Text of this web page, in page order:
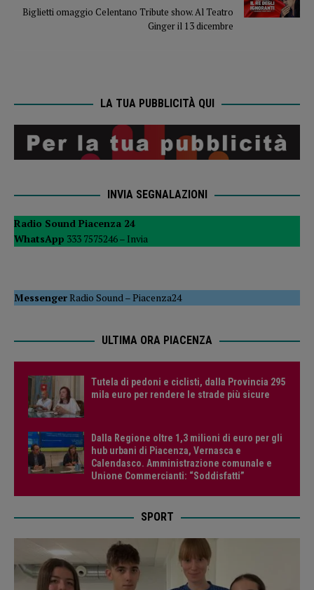
Biglietti omaggio Celentano Tribute show. Al Teatro
Ginger il 13 dicembre
LA TUA PUBBLICITÀ QUI
INVIA SEGNALAZIONI
Radio Sound Piacenza 24
WhatsApp 333 7575246 – Invia
MessengerRadio Sound–Piacenza24
ULTIMA ORA PIACENZA
Tutela di pedoni e ciclisti, dalla Provincia 295
mila euro per rendere le strade più sicure
Dalla Regione oltre 1,3 milioni di euro per gli
hub urbani di Piacenza, Vernasca e
Calendasco. Amministrazione comunale e
Unione Commercianti: “Soddisfatti”
SPORT